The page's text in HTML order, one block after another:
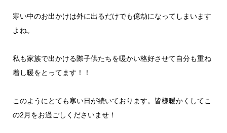
寒い中のお出かけは外に出るだけでも億劫になってしまいます
よね。
私も家族で出かける際子供たちを暖かい格好させて自分も重ね
着し暖をとってます！！
このようにとても寒い日が続いております。皆様暖かくしてこ
の2月をお過ごしくださいませ！